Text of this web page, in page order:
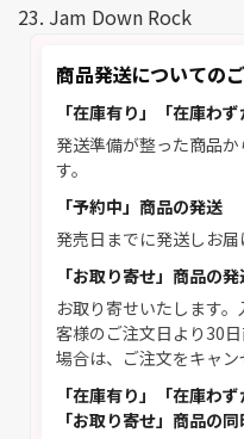
23. Jam Down Rock
商品発送についての
「在庫有り」「在庫わ
発送準備が整った商品
す。
「予約中」商品の発送
発売日までに発送しお届
「お取り寄せ」商品の
お取り寄せいたします
客様のご注文日より30
場合は、ご注文をキャン
「在庫有り」「在庫わ
「お取り寄せ」商品の